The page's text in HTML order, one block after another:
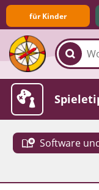
für Kinder
Familie
Software